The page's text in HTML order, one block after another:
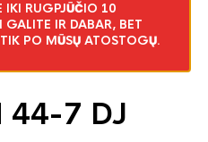
RUGPJŪČIO 10
GALITE IR DABAR, BET
TIK PO MŪSŲ ATOSTOGŲ.
44-7 DJ